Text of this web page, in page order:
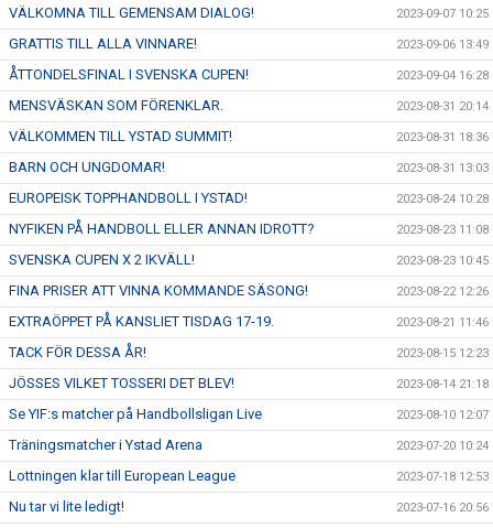
VÄLKOMNA TILL GEMENSAM DIALOG! 2023-09-07 10:25
GRATTIS TILL ALLA VINNARE! 2023-09-06 13:49
ÅTTONDELSFINAL I SVENSKA CUPEN! 2023-09-04 16:28
MENSVÄSKAN SOM FÖRENKLAR. 2023-08-31 20:14
VÄLKOMMEN TILL YSTAD SUMMIT! 2023-08-31 18:36
BARN OCH UNGDOMAR! 2023-08-31 13:03
EUROPEISK TOPPHANDBOLL I YSTAD! 2023-08-24 10:28
NYFIKEN PÅ HANDBOLL ELLER ANNAN IDROTT? 2023-08-23 11:08
SVENSKA CUPEN X 2 IKVÄLL! 2023-08-23 10:45
FINA PRISER ATT VINNA KOMMANDE SÄSONG! 2023-08-22 12:26
EXTRAÖPPET PÅ KANSLIET TISDAG 17-19. 2023-08-21 11:46
TACK FÖR DESSA ÅR! 2023-08-15 12:23
JÖSSES VILKET TOSSERI DET BLEV! 2023-08-14 21:18
Se YIF:s matcher på Handbollsligan Live 2023-08-10 12:07
Träningsmatcher i Ystad Arena 2023-07-20 10:24
Lottningen klar till European League 2023-07-18 12:53
Nu tar vi lite ledigt! 2023-07-16 20:56